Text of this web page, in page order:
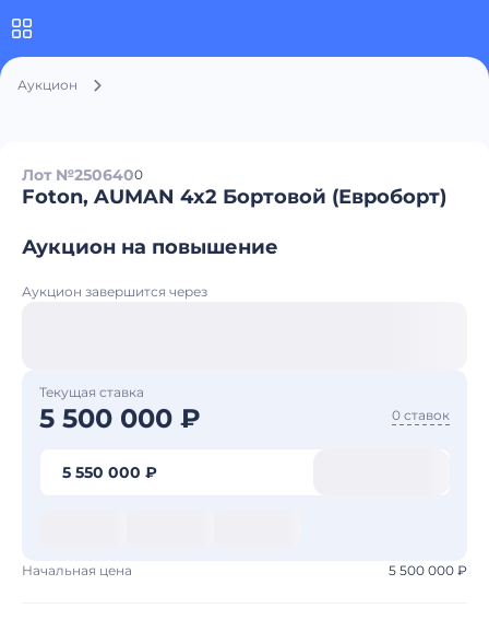
Аукцион
Лот №2506400
Foton, AUMAN 4x2 Бортовой (Евроборт)
Аукцион на повышение
Аукцион завершится через
Текущая ставка
5 500 000 ₽ 0 ставок
5 550 000 ₽
Начальная цена 5 500 000 ₽